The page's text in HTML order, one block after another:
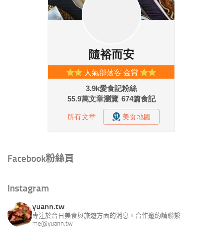
Facebook粉絲頁
Instagram
yuann.tw
專注於台日美食與旅遊方面的消息。合作邀約請聯繫
me@yuann.tw